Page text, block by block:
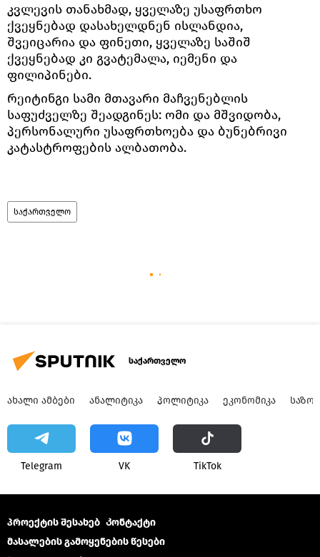
კვლევის თანახმად, ყველაზე უსაფრთხო
ქვეყნებად დასახელდნენ ისლანდია,
შვეიცარია და ფინეთი, ყველაზე საშიშ
ქვეყნებად კი გვატემალა, იემენი და
ფილიპინები.
რეიტინგი სამი მთავარი მაჩვენებლის
საფუძველზე შეადგინეს: ომი და მშვიდობა,
პერსონალური უსაფრთხოება და ბუნებრივი
კატასტროფების ალბათობა.
საქართველო
საქართველო
ᲐᲮᲐᲚᲘ ᲐᲛᲑᲔᲑᲘ ᲐᲜᲐᲚᲘᲢᲘᲙᲐ ᲞᲝᲚᲘᲢᲘᲙᲐ ᲔᲙᲝᲜᲝᲛᲘᲙᲐ
Telegram VK ТikТоk
პროექტის შესახებ Კონტაქტი
მასალების გამოყენების წესები